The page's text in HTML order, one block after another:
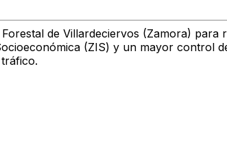
de Villardeciervos (Zamora) para
(ZIS) y un mayor control